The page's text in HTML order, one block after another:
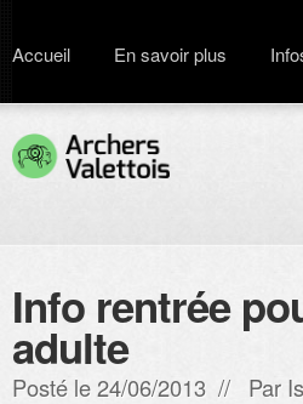
Accueil En savoir plus
Info rentrée
adulte
Posté le 24/06/2013 // Par